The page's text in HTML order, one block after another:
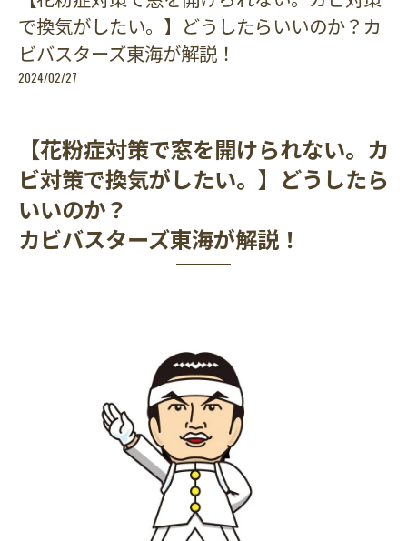
で換気がしたい。】どうしたらいいのか？カ
ビバスターズ東海が解説！
2024/02/27
【花粉症対策で窓を開けられない。カ
ビ対策で換気がしたい。】どうしたら
いいのか？
カビバスターズ東海が解説！